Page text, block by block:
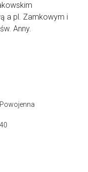
a pl. Zamkowym i
Anny.